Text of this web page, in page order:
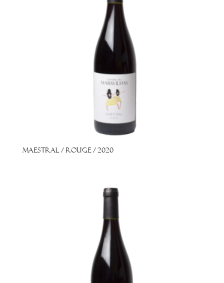
Maestral / Rouge / 2020